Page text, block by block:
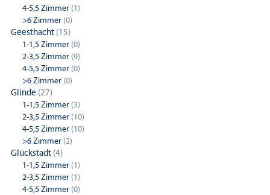
4-5,5 Zimmer (1)
>6 Zimmer (0)
Geesthacht (15)
1-1,5 Zimmer (0)
2-3,5 Zimmer (9)
4-5,5 Zimmer (0)
>6 Zimmer (0)
Glinde (27)
1-1,5 Zimmer (3)
2-3,5 Zimmer (10)
4-5,5 Zimmer (10)
>6 Zimmer (2)
Glückstadt (4)
1-1,5 Zimmer (1)
2-3,5 Zimmer (1)
4-5,5 Zimmer (0)